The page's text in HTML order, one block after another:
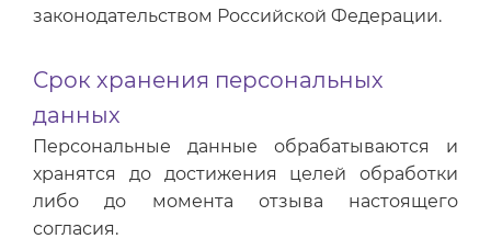
законодательством Российской Федерации.
Срок хранения персональных
данных
Персональные данные обрабатываются и
хранятся до достижения целей обработки
либо до момента отзыва настоящего
согласия.